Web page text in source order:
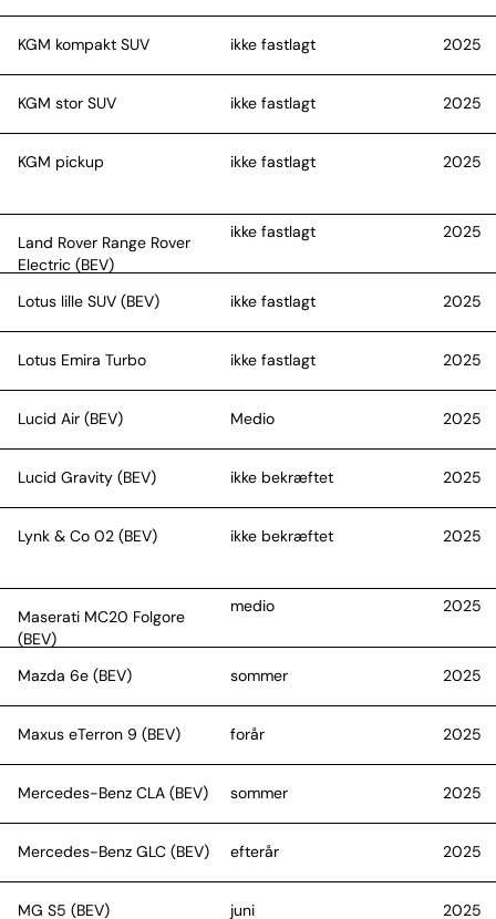
KGM kompakt SUV ikke fastlagt 2025
KGM stor SUV ikke fastlagt 2025
KGM pickup ikke fastlagt 2025
Land Rover Range Rover
Electric (BEV)
ikke fastlagt 2025
Lotus lille SUV (BEV) ikke fastlagt 2025
Lotus Emira Turbo ikke fastlagt 2025
Lucid Air (BEV) Medio 2025
Lucid Gravity (BEV) ikke bekræftet 2025
Lynk & Co 02 (BEV) ikke bekræftet 2025
Maserati MC20 Folgore
(BEV)
medio 2025
Mazda 6e (BEV) sommer 2025
Maxus eTerron 9 (BEV) forår 2025
Mercedes-Benz CLA (BEV) sommer 2025
Mercedes-Benz GLC (BEV) efterår 2025
MG S5 (BEV) juni 2025